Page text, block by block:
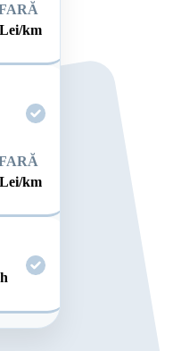
Lei/km
Lei/km
h